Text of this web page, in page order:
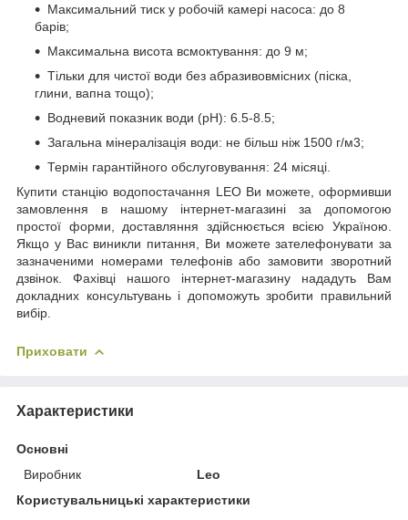
Максимальний тиск у робочій камері насоса: до 8
барів;
Максимальна висота всмоктування: до 9 м;
Тільки для чистої води без абразивовмісних (піска,
глини, вапна тощо);
Водневий показник води (рН): 6.5-8.5;
Загальна мінералізація води: не більш ніж 1500 г/м3;
Термін гарантійного обслуговування: 24 місяці.
Купити станцію водопостачання LEO Ви можете, оформивши
замовлення в нашому інтернет-магазині за допомогою
простої форми, доставляння здійснюється всією Україною.
Якщо у Вас виникли питання, Ви можете зателефонувати за
зазначеними номерами телефонів або замовити зворотний
дзвінок. Фахівці нашого інтернет-магазину нададуть Вам
докладних консультувань і допоможуть зробити правильний
вибір.
Приховати
Характеристики
Основні
Виробник
Leo
Користувальницькі характеристики